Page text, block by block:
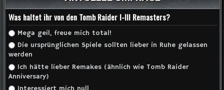
Was haltet ihr von den Tomb Raider I-III Remasters?
Auswahlmöglichkeiten
Mega geil, freue mich total!
Die ursprünglichen Spiele sollten lieber in Ruhe gelassen
werden
Ich hätte lieber Remakes (ähnlich wie Tomb Raider
Anniversary)